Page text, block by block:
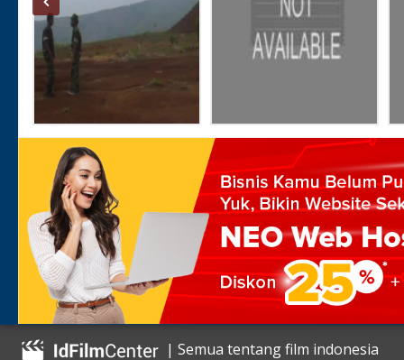
| Semua tentang film indonesia